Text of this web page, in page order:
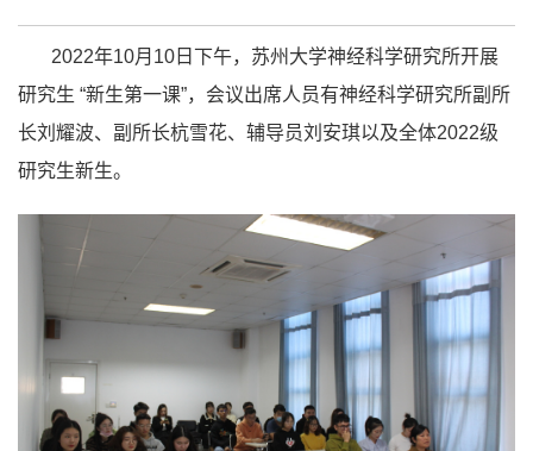
2022年10月 10 日下午，苏州大学神经科学研究所开展
研究生 “新生第一课”，会议出席人员有神经科学研究所副所
长刘耀波、副所长杭雪花、辅导员刘安琪以及全体2022级
研究生新生。